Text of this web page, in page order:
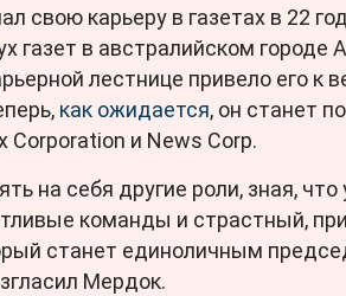
свою карьеру в газетах в 22
газет в австралийском городе
лестнице привело его к
как ожидается, он станет
Corporation и News Corp.
на себя другие роли, зная, что
команды и страстный,
станет единоличным
Мердок.